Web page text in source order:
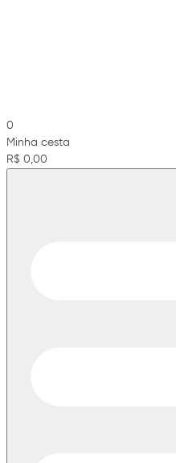
0
Minha cesta
R$ 0,00